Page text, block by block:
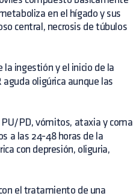
en el hígado y sus
central, necrosis de túbulos
la ingestión y el inicio de la
oligúrica aunque las
PD, vómitos, ataxia y coma
a las 24-48 horas de la
con depresión, oliguria,
el tratamiento de una